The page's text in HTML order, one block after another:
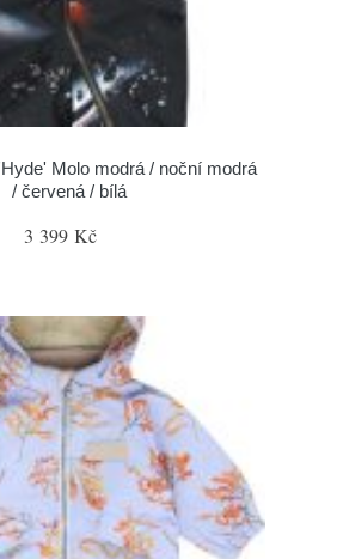
Molo modrá / noční modrá
/ červená / bílá
3 399 Kč